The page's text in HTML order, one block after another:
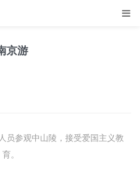
京游
员参观中山陵，接受爱国主义教
育。